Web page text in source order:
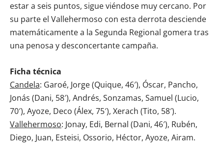
estar a seis puntos, sigue viéndose muy cercano. Por
su parte el Vallehermoso con esta derrota desciende
matemáticamente a la Segunda Regional gomera tras
una penosa y desconcertante campaña.
Ficha técnica
Candela: Garoé, Jorge (Quique, 46′), Óscar, Pancho,
Jonás (Dani, 58′), Andrés, Sonzamas, Samuel (Lucio,
70′), Ayoze, Deco (Álex, 75′), Xerach (Tito, 58′).
Vallehermoso: Jonay, Edi, Bernal (Dani, 46′), Rubén,
Diego, Juan, Esteisi, Ossorio, Héctor, Ayoze, Airam.